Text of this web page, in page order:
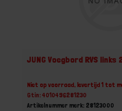
JUNG Voegbord RVS links
Niet op voorraad, levertijd 1 tot
Gtin: 4010496281230
Artikelnummer merk: 28123000